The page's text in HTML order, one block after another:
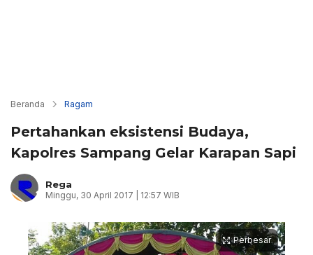
Beranda Ragam
Pertahankan eksistensi Budaya,
Kapolres Sampang Gelar Karapan Sapi
Rega
Minggu, 30 April 2017 | 12:57 WIB
Perbesar